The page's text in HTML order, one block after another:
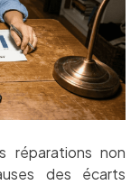
réparations non
des écarts